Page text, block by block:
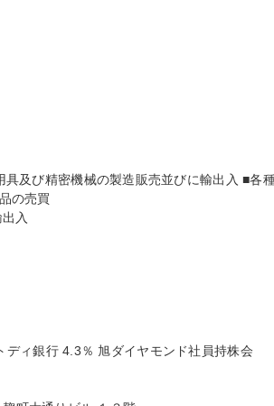
及び精密機械の製造販売並びに輸出入 ■各
の売買
入
ィ銀行 4.3％ 旭ダイヤモンド社員持株会